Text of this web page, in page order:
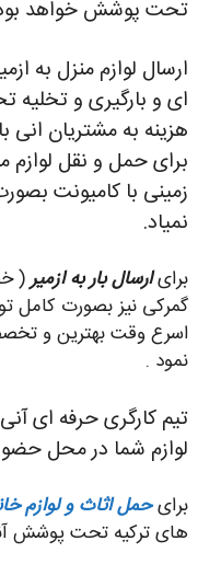
تحت پوشش خواهد
ارسال لوازم منزل به
ای و بارگیری و
هزینه به مشتریان انی
برای حمل و نقل
زمینی با کامیونت
نمیاد.
برایارسال بار به ازمیر(
گمرکی نیز بصورت کامل
اسرع وقت بهترین و
نمود .
تیم کارگری حرفه ای
لوازم شما در محل
برایحمل اثاث و لوازم
های ترکیه تحت پوشش